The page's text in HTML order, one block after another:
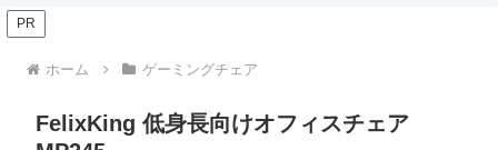
PR
ホーム ゲーミングチェア
FelixKing 低身長向けオフィスチェア